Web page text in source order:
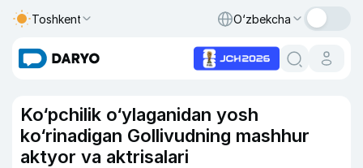
Toshkent O‘zbekcha
Ko‘pchilik o‘ylaganidan yosh
ko‘rinadigan Gollivudning mashhur
aktyor va aktrisalari